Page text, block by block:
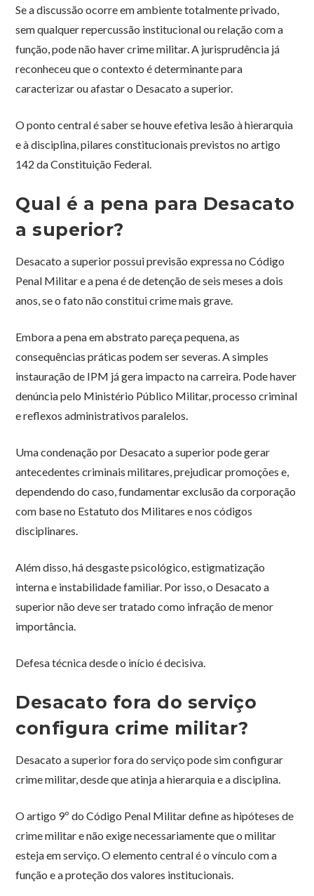
Se a discussão ocorre em ambiente totalmente privado,
sem qualquer repercussão institucional ou relação com a
função, pode não haver crime militar. A jurisprudência já
reconheceu que o contexto é determinante para
caracterizar ou afastar o Desacato a superior.
O ponto central é saber se houve efetiva lesão à hierarquia
e à disciplina, pilares constitucionais previstos no artigo
142 da Constituição Federal.
Qual é a pena para Desacato
a superior?
Desacato a superior possui previsão expressa no Código
Penal Militar e a pena é de detenção de seis meses a dois
anos, se o fato não constitui crime mais grave.
Embora a pena em abstrato pareça pequena, as
consequências práticas podem ser severas. A simples
instauração de IPM já gera impacto na carreira. Pode haver
denúncia pelo Ministério Público Militar, processo criminal
e reflexos administrativos paralelos.
Uma condenação por Desacato a superior pode gerar
antecedentes criminais militares, prejudicar promoções e,
dependendo do caso, fundamentar exclusão da corporação
com base no Estatuto dos Militares e nos códigos
disciplinares.
Além disso, há desgaste psicológico, estigmatização
interna e instabilidade familiar. Por isso, o Desacato a
superior não deve ser tratado como infração de menor
importância.
Defesa técnica desde o início é decisiva.
Desacato fora do serviço
configura crime militar?
Desacato a superior fora do serviço pode sim configurar
crime militar, desde que atinja a hierarquia e a disciplina.
O artigo 9º do Código Penal Militar define as hipóteses de
crime militar e não exige necessariamente que o militar
esteja em serviço. O elemento central é o vínculo com a
função e a proteção dos valores institucionais.